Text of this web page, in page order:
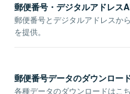
郵便番号・デジタルアドレス
郵便番号とデジタルアドレスか
を提供。
郵便番号データのダウンロー
各種データのダウンロードはこ